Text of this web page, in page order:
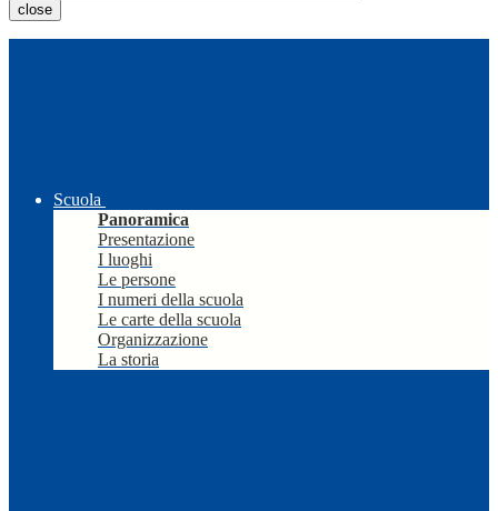
close
Scuola
Panoramica
Presentazione
I luoghi
Le persone
I numeri della scuola
Le carte della scuola
Organizzazione
La storia